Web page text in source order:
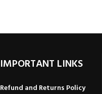
IMPORTANT LINKS
Refund and Returns Policy